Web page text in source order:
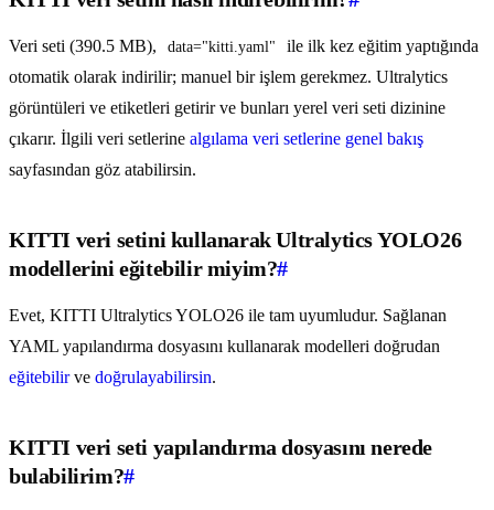
Veri seti (390.5 MB), data="kitti.yaml"
ile ilk kez eğitim yaptığında
otomatik olarak indirilir; manuel bir işlem gerekmez. Ultralytics
görüntüleri ve etiketleri getirir ve bunları yerel veri seti dizinine
çıkarır. İlgili veri setlerine algılama veri setlerine genel bakış
sayfasından göz atabilirsin.
KITTI veri setini kullanarak Ultralytics YOLO26
modellerini eğitebilir miyim?#
Evet, KITTI Ultralytics YOLO26 ile tam uyumludur. Sağlanan
YAML yapılandırma dosyasını kullanarak modelleri doğrudan
eğitebilirve doğrulayabilirsin.
KITTI veri seti yapılandırma dosyasını nerede
bulabilirim?#